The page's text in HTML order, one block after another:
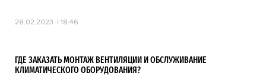
28.02.2023 18:46
ГДЕ ЗАКАЗАТЬ МОНТАЖ ВЕНТИЛЯЦИИ И ОБСЛУЖИВАНИЕ
КЛИМАТИЧЕСКОГО ОБОРУДОВАНИЯ?